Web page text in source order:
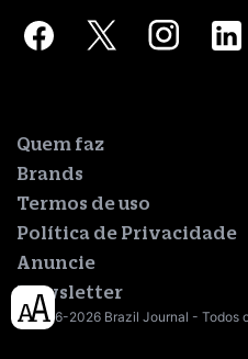
Quem faz
Brands
Termos de uso
Política de Privacidade
Anuncie
Newsletter
© 2016-2026 Brazil Journal - Todos